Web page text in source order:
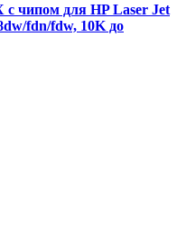
чипом для HP Laser Jet
fdn/fdw, 10K до